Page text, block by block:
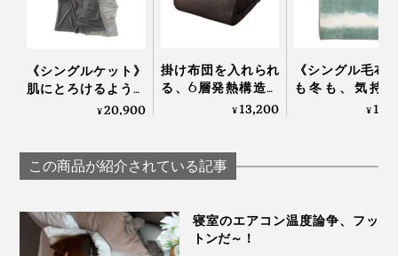
《シングルケット》
肌にとろけるような
柔らかさ…コットンだ
「GRAU」｜
LOOM&SPOOL
¥20,900
掛け布団を入れられ
る、6層発熱構造の
「オールインワン毛
¥13,200
《シングル毛布
も冬も、気持
い！綿毛布の自
¥
この商品が紹介されている記事
寝室のエアコン温度論争、フッ
トンだ～！